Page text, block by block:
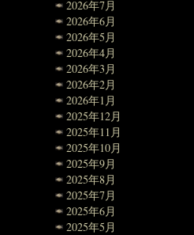
2026年7月
2026年6月
2026年5月
2026年4月
2026年3月
2026年2月
2026年1月
2025年12月
2025年11月
2025年10月
2025年9月
2025年8月
2025年7月
2025年6月
2025年5月